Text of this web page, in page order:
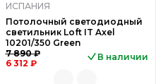
ИСПАНИЯ
Потолочный светодиодный
светильник Loft IT Axel
10201/350 Green
7 890 ₽
6 312 ₽
В наличии